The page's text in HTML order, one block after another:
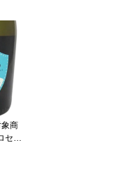
象商
ッ
ット
ク
辛口
コ p